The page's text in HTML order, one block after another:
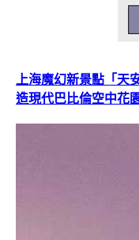
上海魔幻新景點「天
造現代巴比倫空中花